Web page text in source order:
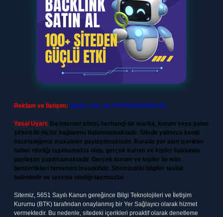
Reklam ve İletişim: Skype: live:.cid.575569c608265c69
Yasal Uyarı: Bu internet sitesi, herhangi bir marka, kurum veya şahıs
şirketi ile hiçbir bağlantısı bulunmamaktadır. Sitede yalnızca kendi
hazırladığımız makaleler paylaşılmaktadır. Burada yer alan içerikler
haber niteliği taşımamakta olup, gerçek kurum ve kişiler hakkında
paylaşım yapılmamaktadır. Gerçek kurum ve kişiler ile isim
benzerlikleri tamamen tesadüfidir. Sitemizdeki bilgiler taslak
halindedir ve tavsiye niteliği taşımazlar.
Sitemiz, 5651 Sayılı Kanun gereğince Bilgi Teknolojileri ve İletişim
Kurumu (BTK) tarafından onaylanmış bir Yer Sağlayıcı olarak hizmet
vermektedir. Bu nedenle, sitedeki içerikleri proaktif olarak denetleme